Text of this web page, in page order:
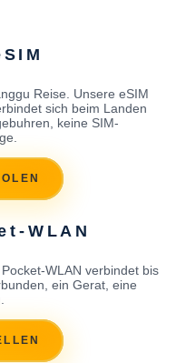
Reise. Unsere eSIM
sich beim Landen
keine SIM-
WLAN
WLAN verbindet bis
ein Gerat, eine